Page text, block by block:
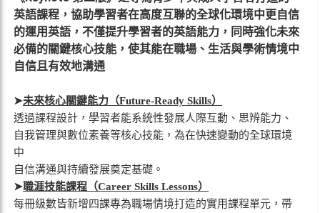
英語課程，協助學習者在高度互聯的全球化環境中更自信
的運用英語，不僅提升學習者的英語能力，同時強化未來
必備的關鍵核心技能，使其能在職場、生活與學術情境中
自信且有效地溝通
➤未來核心關鍵能力（Future-Ready Skills）
透過課程設計，學習者能系統性發展人際互動、思辨能力、
自我管理與數位素養等核心技能，為在快速變動的全球環境
中
自信溝通與持續發展奠定基礎。
➤職涯技能課程（Career Skills Lessons）
每冊級數皆新增四課專為職場情境打造的實用課程單元，帶